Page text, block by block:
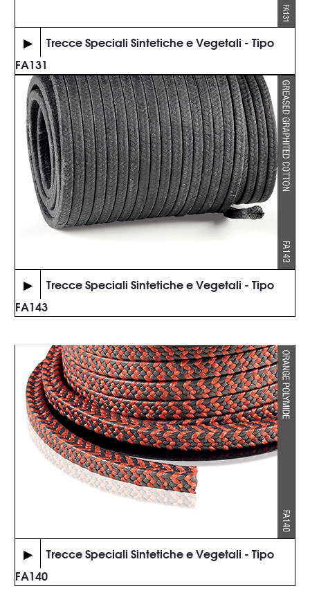
▶
Trecce Speciali Sintetiche e Vegetali - Tipo
FA131
▶
Trecce Speciali Sintetiche e Vegetali - Tipo
FA143
▶
Trecce Speciali Sintetiche e Vegetali - Tipo
FA140